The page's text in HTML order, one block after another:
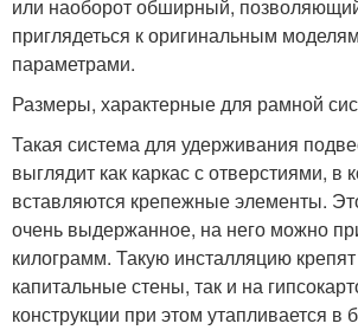
или наоборот обширный,
приглядеться к оригинальным
параметрами.
Размеры, характерные для рамной
Такая система для удерживания
выглядит как каркас с отверстиями, в
вставляются крепежные элементы.
очень выдержанное, на него можно
килограмм. Такую инсталляцию крепят
капитальные стены, так и на
конструкции при этом утапливается в